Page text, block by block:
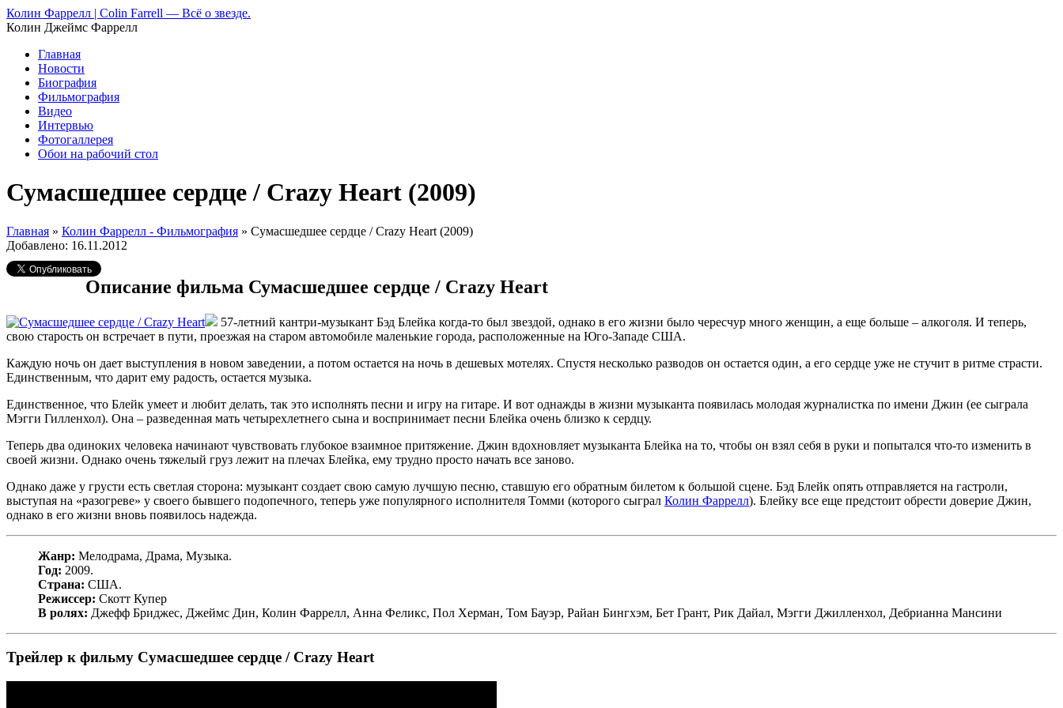
Колин Фаррелл | Colin Farrell — Всё о звезде.
Колин Джеймс Фаррелл
Главная
Новости
Биография
Фильмография
Видео
Интервью
Фотогаллерея
Обои на рабочий стол
Сумасшедшее сердце / Crazy Heart (2009)
Главная » Колин Фаррелл - Фильмография » Сумасшедшее сердце / Crazy Heart (2009)
Добавлено: 16.11.2012
Описание фильма Сумасшедшее сердце / Crazy Heart
57-летний кантри-музыкант Бэд Блейка когда-то был звездой, однако в его жизни было чересчур много женщин, а еще больше – алкоголя. И теперь,
свою старость он встречает в пути, проезжая на старом автомобиле маленькие города, расположенные на Юго-Западе США.
Каждую ночь он дает выступления в новом заведении, а потом остается на ночь в дешевых мотелях. Спустя несколько разводов он остается один, а его сердце уже не стучит в ритме страсти.
Единственным, что дарит ему радость, остается музыка.
Единственное, что Блейк умеет и любит делать, так это исполнять песни и игру на гитаре. И вот однажды в жизни музыканта появилась молодая журналистка по имени Джин (ее сыграла
Мэгги Гилленхол). Она – разведенная мать четырехлетнего сына и воспринимает песни Блейка очень близко к сердцу.
Теперь два одиноких человека начинают чувствовать глубокое взаимное притяжение. Джин вдохновляет музыканта Блейка на то, чтобы он взял себя в руки и попытался что-то изменить в
своей жизни. Однако очень тяжелый груз лежит на плечах Блейка, ему трудно просто начать все заново.
Однако даже у грусти есть светлая сторона: музыкант создает свою самую лучшую песню, ставшую его обратным билетом к большой сцене. Бэд Блейк опять отправляется на гастроли,
выступая на «разогреве» у своего бывшего подопечного, теперь уже популярного исполнителя Томми (которого сыграл Колин Фаррелл). Блейку все еще предстоит обрести доверие Джин,
однако в его жизни вновь появилось надежда.
Жанр: Мелодрама, Драма, Музыка.
Год: 2009.
Страна: США.
Режиссер: Скотт Купер
В ролях: Джефф Бриджес, Джеймс Дин, Колин Фаррелл, Анна Феликс, Пол Херман, Том Бауэр, Райан Бингхэм, Бет Грант, Рик Дайал, Мэгги Джилленхол, Дебрианна Мансини
Трейлер к фильму Сумасшедшее сердце / Crazy Heart